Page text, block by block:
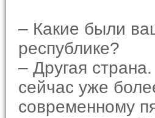
– Какие были
республике?
– Другая
сейчас уже
современному